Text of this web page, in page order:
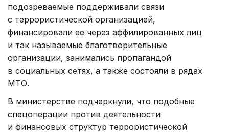
подозреваемые поддерживали связи
с террористической организацией,
финансировали ее через аффилированных лиц
и так называемые благотворительные
организации, занимались пропагандой
в социальных сетях, а также состояли в рядах
МТО.
В министерстве подчеркнули, что подобные
спецоперации против деятельности
и финансовых структур террористической